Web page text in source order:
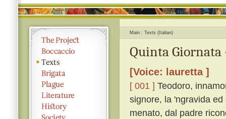
Main Texts (Italian)
Quinta Giornata
[Voice: lauretta ]
[ 001 ] Teodoro,
signore, la 'ngravida
menato, dal padre